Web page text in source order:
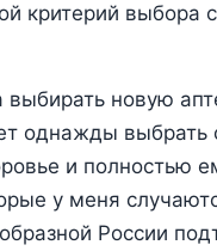
критерий выбора
новую
однажды выбрать
и полностью
у меня
России